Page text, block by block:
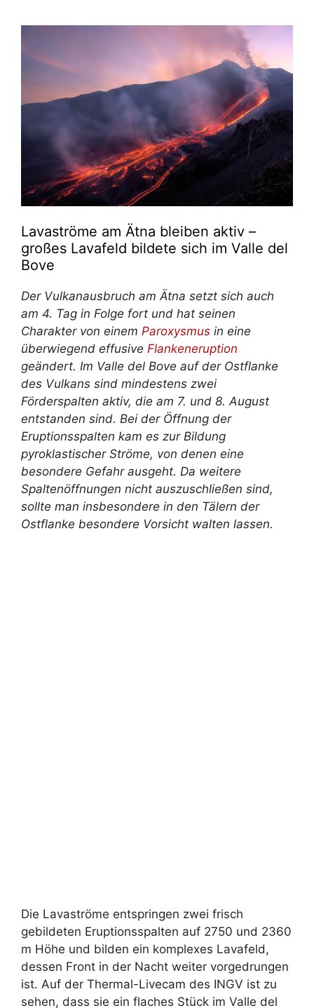
Lavaströme am Ätna bleiben aktiv –
großes Lavafeld bildete sich im Valle del
Bove
Der Vulkanausbruch am Ätna setzt sich auch
am 4. Tag in Folge fort und hat seinen
Charakter von einem Paroxysmus in eine
überwiegend effusive Flankeneruption
geändert. Im Valle del Bove auf der Ostflanke
des Vulkans sind mindestens zwei
Förderspalten aktiv, die am 7. und 8. August
entstanden sind. Bei der Öffnung der
Eruptionsspalten kam es zur Bildung
pyroklastischer Ströme, von denen eine
besondere Gefahr ausgeht. Da weitere
Spaltenöffnungen nicht auszuschließen sind,
sollte man insbesondere in den Tälern der
Ostflanke besondere Vorsicht walten lassen.
Die Lavaströme entspringen zwei frisch
gebildeten Eruptionsspalten auf 2750 und 2360
m Höhe und bilden ein komplexes Lavafeld,
dessen Front in der Nacht weiter vorgedrungen
ist. Auf der Thermal-Livecam des INGV ist zu
sehen, dass sie ein flaches Stück im Valle del